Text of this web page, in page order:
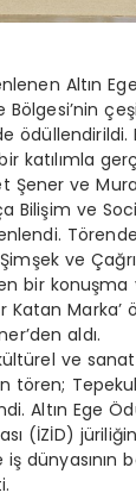
Altın
Bölgesi’nin
katılımla
Şener ve
Bilişim ve
ve
bir konuşma
Katan
aldı.
ve
tören;
Altın Ege
(İZİD)
dünyasının